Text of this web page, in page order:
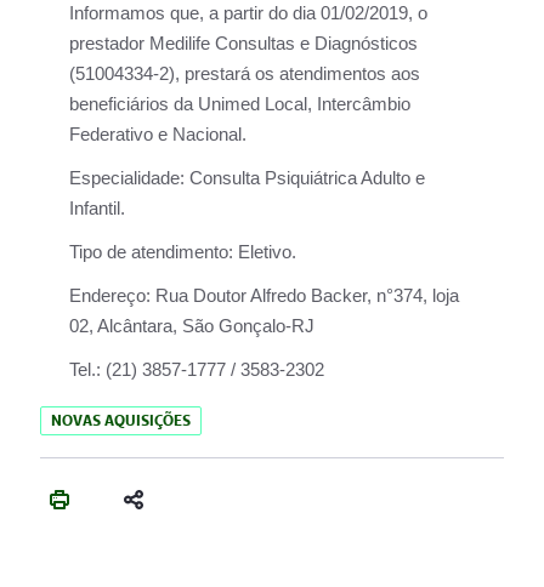
Informamos que, a partir do dia 01/02/2019, o
prestador Medilife Consultas e Diagnósticos
(51004334-2), prestará os atendimentos aos
beneficiários da Unimed Local, Intercâmbio
Federativo e Nacional.
Especialidade: Consulta Psiquiátrica Adulto e
Infantil.
Tipo de atendimento: Eletivo.
Endereço: Rua Doutor Alfredo Backer, n°374, loja
02, Alcântara, São Gonçalo-RJ
Tel.: (21) 3857-1777 / 3583-2302
NOVAS AQUISIÇÕES